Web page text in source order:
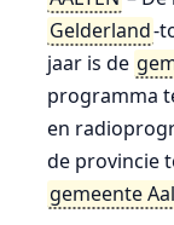
Gelderland-
jaar is de
programma
en
de provincie
gemeente